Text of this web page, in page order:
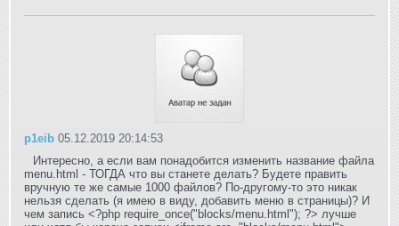
p1eib 05.12.2019 20:14:53
Интересно, а если вам понадобится изменить название файла
menu.html - ТОГДА что вы станете делать? Будете править
вручную те же самые 1000 файлов? По-другому-то это никак
нельзя сделать (я имею в виду, добавить меню в страницы)? И
чем запись <?php require_once("blocks/menu.html"); ?> лучше